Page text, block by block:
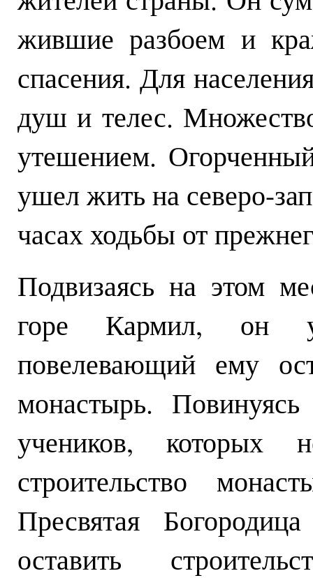
жившие разбоем и
спасения. Для
душ и телес.
утешением.
ушел жить на северо-
часах ходьбы от
Подвизаясь на этом
горе Кармил, он
повелевающий ему
монастырь.
учеников, которых
строительство
Пресвятая
оставить